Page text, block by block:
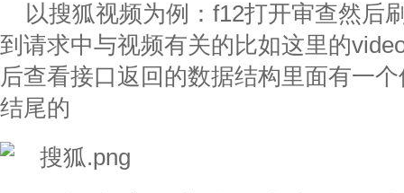
以搜狐视频为例：f12打开审查然后
到请求中与视频有关的比如这里的
后查看接口返回的数据结构里面有一
结尾的